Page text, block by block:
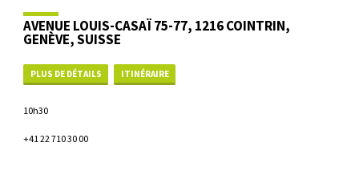
AVENUE LOUIS-CASAÏ 75-77, 1216 COINTRIN,
GENÈVE, SUISSE
PLUS DE DÉTAILS ITINÉRAIRE
10h30
+41 22 710 30 00